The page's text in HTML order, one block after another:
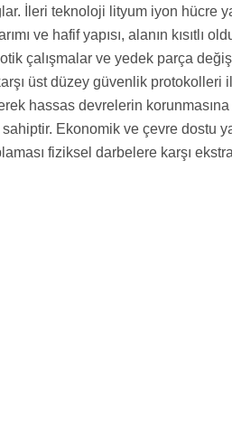
İleri teknoloji lityum iyon hücre
ve hafif yapısı, alanın kısıtlı
çalışmalar ve yedek parça
üst düzey güvenlik
hassas devrelerin korunmasına
Ekonomik ve çevre dostu
fiziksel darbelere karşı